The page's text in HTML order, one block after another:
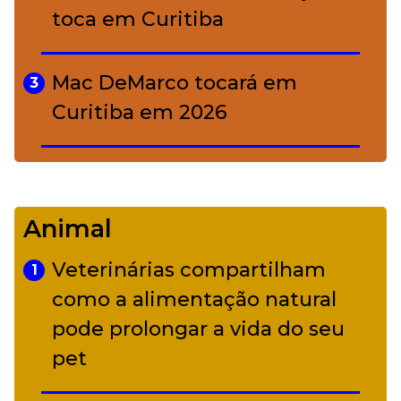
toca em Curitiba
3
Mac DeMarco tocará em
Curitiba em 2026
Camerata tem repertório
diverso a partir de R$ 17
Adriana Calcanhotto retoma
alter ego infantil para show em
Curitiba
Animal
1
Veterinárias compartilham
como a alimentação natural
pode prolongar a vida do seu
pet